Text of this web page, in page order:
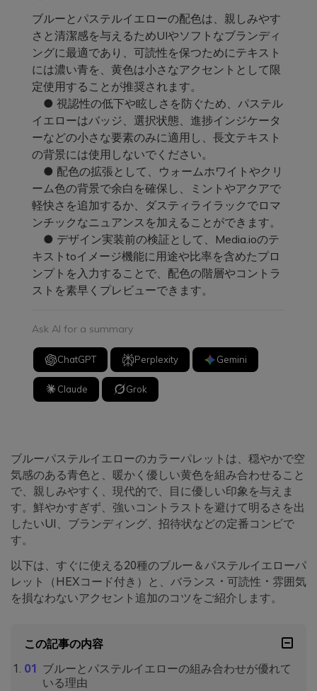
ブルーとパステルイエローの配色は、親しみやす
さと清潔感を与えるためUIやソフトなブランディ
ングに最適であり、可読性を保つためにテキスト
には濃い青を、黄色は小さなアクセントとして限
定使用することが推奨されます。
● 視認性の低下や眩しさを防ぐため、パステル
イエローはバッジ、選択状態、進捗インジケータ
ーなどの小さな要素のみに適用し、長文テキスト
の背景には使用しないでください。
● 配色の拡張として、ウォームホワイトやクリ
ーム色の背景で余白を確保し、ミントやアクアで
軽快さを追加するか、ダスティライラックでロマ
ンチックなニュアンスを加えることができます。
● デザイン実装前の検証として、Media.ioのテ
キストtoイメージ機能に用途や比率を含めたプロ
ンプトを入力することで、配色の階層やコントラ
ストを素早くプレビューできます。
Ask AI for a summary
ChatGPT Perplexity Gemini
Claude Grok
ブルーパステルイエローのカラーパレットは、穏やかで空
気感のある青色と、暖かく優しい黄色を組み合わせること
で、親しみやすく、現代的で、目に優しい印象を与えま
す。鮮やかすぎず、強いコントラストを避けて明るさを出
したいUI、ブランディング、招待状などの定番コンビで
す。
以下は、すぐに使える20種のブルー＆パステルイエローパ
レット（HEXコード付き）と、バランス・可読性・雰囲気
を損なわないアクセント追加のコツをご紹介します。
この記事の内容
ブルーとパステルイエローの組み合わせが優れて
いる理由